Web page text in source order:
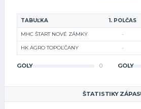
TABUĽKA 1. POLČAS
MHC ŠTART NOVÉ ZÁMKY -
HK AGRO TOPOĽČANY -
GÓLY 0 GÓLY
ŠTATISTIKY